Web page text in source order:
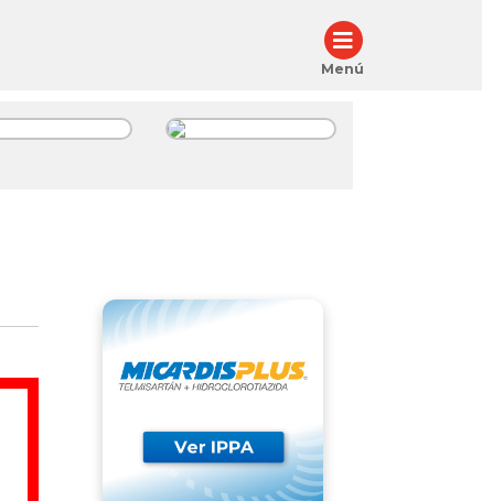
Menú
Ver más